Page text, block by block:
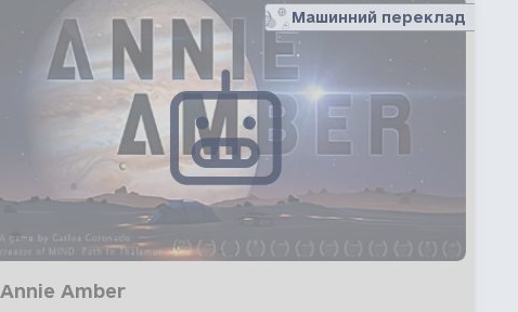
Машинний переклад
Annie Amber